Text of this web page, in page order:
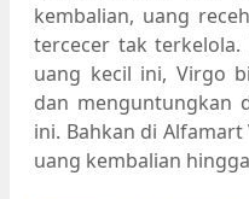
kembalian, uang
tercecer tak
uang kecil ini, Virgo
dan menguntungkan
ini. Bahkan di
uang kembalian